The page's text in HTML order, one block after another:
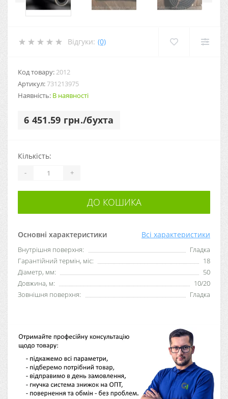
Відгуки: (0)
Код товару:2012
Артикул:731213975
Наявність: В наявності
6 451.59 грн./бухта
Основні характеристики Всі характеристики
Внутрішня поверхня:
Гладка
Гарантійний термін, міс:
18
Діаметр, мм:
50
Довжина, м:
10/20
Зовнішня поверхня:
Гладка
Кількість:
- +
ДО КОШИКА